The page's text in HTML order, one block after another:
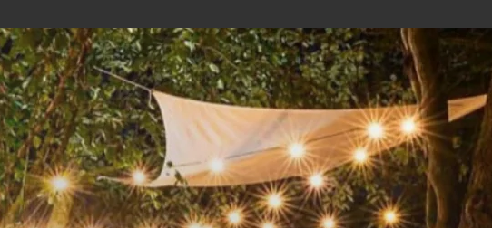
met wat limoensap en olijfolie, kruid met peper en zout.
salsa wat pittiger wil.
onder de tomatensalsa.
pit. Lepel het vruchtvlees uit de schil. Mix het vruchtvlees
keukenrobot. Breng op smaak met peper en zout. Meng de rest